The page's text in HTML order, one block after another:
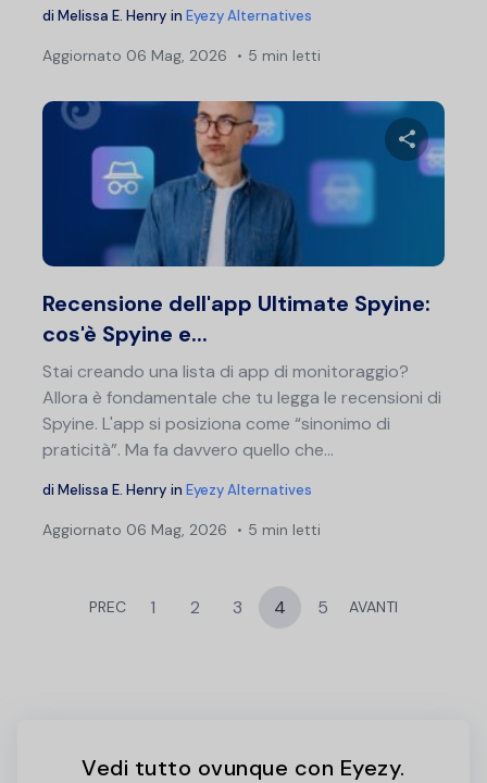
di Melissa E. Henry in Eyezy Alternatives
Aggiornato 06 Mag, 2026 5 min letti
Recensione dell'app Ultimate Spyine:
cos'è Spyine e...
Stai creando una lista di app di monitoraggio?
Allora è fondamentale che tu legga le recensioni di
Spyine. L'app si posiziona come “sinonimo di
praticità”. Ma fa davvero quello che...
di Melissa E. Henry in Eyezy Alternatives
Aggiornato 06 Mag, 2026 5 min letti
PREC 1 2 3 4 5 AVANTI
Vedi tutto ovunque con Eyezy.